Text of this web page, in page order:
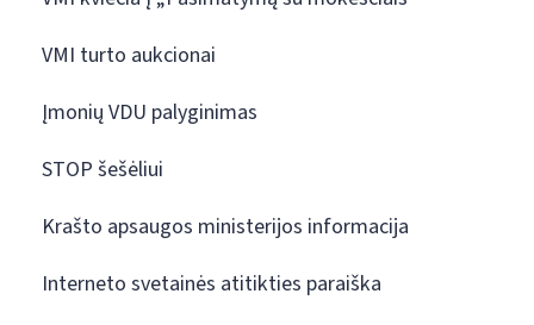
VMI turto aukcionai
Įmonių VDU palyginimas
STOP šešėliui
Krašto apsaugos ministerijos informacija
Interneto svetainės atitikties paraiška